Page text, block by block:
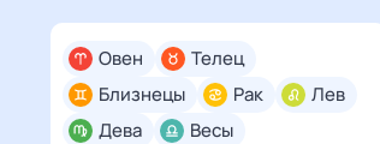
Овен
Телец
Близнецы
Рак
Лев
Дева
Весы